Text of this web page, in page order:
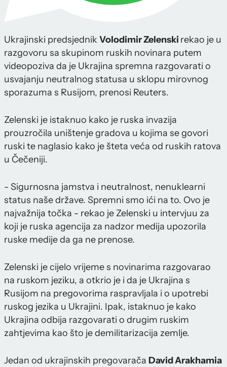
Ukrajinski predsjednik Volodimir Zelenski rekao je u
razgovoru sa skupinom ruskih novinara putem
videopoziva da je Ukrajina spremna razgovarati o
usvajanju neutralnog statusa u sklopu mirovnog
sporazuma s Rusijom, prenosi Reuters.
Zelenski je istaknuo kako je ruska invazija
prouzročila uništenje gradova u kojima se govori
ruski te naglasio kako je šteta veća od ruskih ratova
u Čečeniji.
- Sigurnosna jamstva i neutralnost, nenuklearni
status naše države. Spremni smo ići na to. Ovo je
najvažnija točka - rekao je Zelenski u intervjuu za
koji je ruska agencija za nadzor medija upozorila
ruske medije da ga ne prenose.
Zelenski je cijelo vrijeme s novinarima razgovarao
na ruskom jeziku, a otkrio je i da je Ukrajina s
Rusijom na pregovorima raspravljala i o upotrebi
ruskog jezika u Ukrajini. Ipak, istaknuo je kako
Ukrajina odbija razgovarati o drugim ruskim
zahtjevima kao što je demilitarizacija zemlje.
Jedan od ukrajinskih pregovarača David Arakhamia